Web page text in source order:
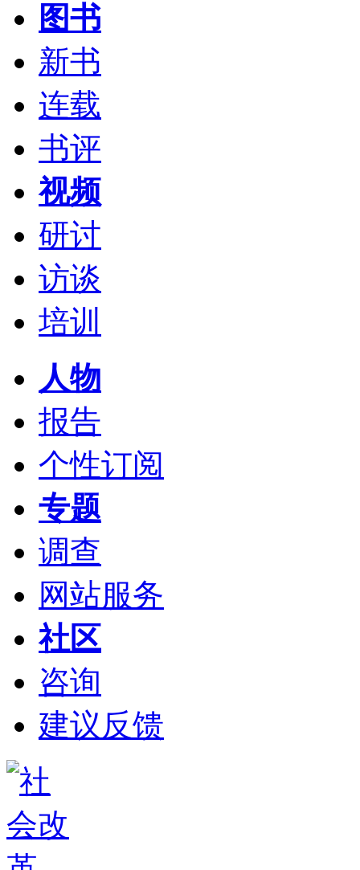
图书
新书
连载
书评
视频
研讨
访谈
培训
人物
报告
个性订阅
专题
调查
网站服务
社区
咨询
建议反馈